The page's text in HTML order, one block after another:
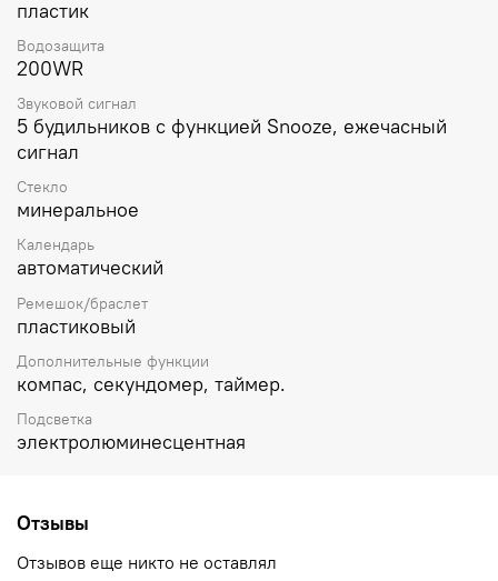
пластик
Водозащита
200WR
Звуковой сигнал
5 будильников с функцией Snooze, ежечасный
сигнал
Стекло
минеральное
Календарь
автоматический
Ремешок/браслет
пластиковый
Дополнительные функции
компас, секундомер, таймер.
Подсветка
электролюминесцентная
Отзывы
Отзывов еще никто не оставлял